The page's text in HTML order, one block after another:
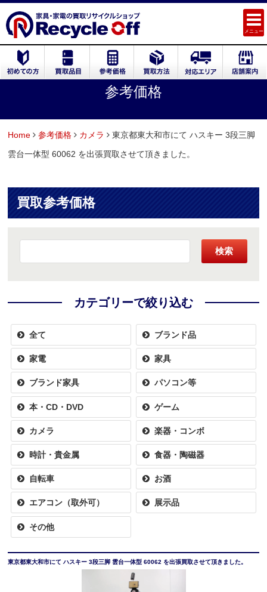
メニュー
参考価格
Home 参考価格 カメラ
東京都東大和市にて ハスキー 3段三脚
雲台一体型 60062 を出張買取させて頂きました。
買取参考価格
検索
カテゴリーで絞り込む
全て ブランド品
家電 家具
ブランド家具 パソコン等
本・CD・DVD ゲーム
カメラ 楽器・コンボ
時計・貴金属 食器・陶磁器
自転車 お酒
エアコン（取外可） 展示品
その他
東京都東大和市にて ハスキー 3段三脚 雲台一体型 60062 を出張買取させて頂きました。